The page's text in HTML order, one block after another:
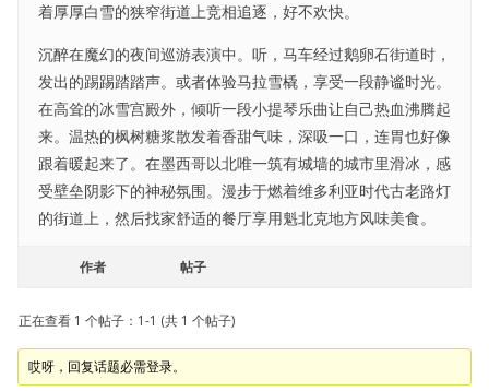
着厚厚白雪的狭窄街道上竞相追逐，好不欢快。
沉醉在魔幻的夜间巡游表演中。听，马车经过鹅卵石街道时，
发出的踢踢踏踏声。或者体验马拉雪橇，享受一段静谧时光。
在高耸的冰雪宫殿外，倾听一段小提琴乐曲让自己热血沸腾起
来。温热的枫树糖浆散发着香甜气味，深吸一口，连胃也好像
跟着暖起来了。在墨西哥以北唯一筑有城墙的城市里滑冰，感
受壁垒阴影下的神秘氛围。漫步于燃着维多利亚时代古老路灯
的街道上，然后找家舒适的餐厅享用魁北克地方风味美食。
作者 帖子
正在查看 1 个帖子：1-1 (共 1 个帖子)
哎呀，回复话题必需登录。